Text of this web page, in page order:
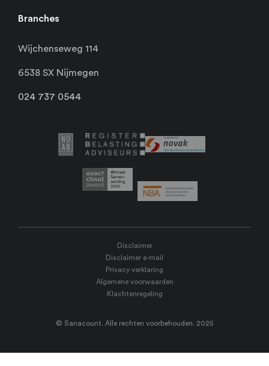
Branches
Wijchenseweg 114
6538 SX Nijmegen
024 737 0544
Disclaimer
Disclaimer e-mail
Privacy verklaring
Algemene voorwaarden
Klachtenregeling
© Sanacount. Alle rechten voorbehouden. 2025